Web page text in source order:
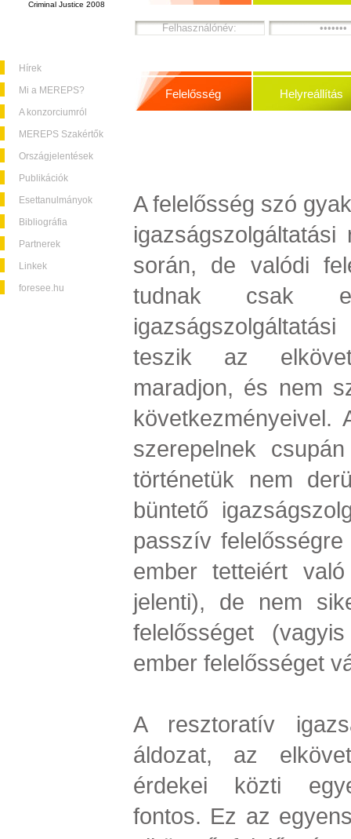
Criminal Justice 2008
Hírek
Mi a MEREPS?
A konzorciumról
MEREPS Szakértők
Országjelentések
Publikációk
Esettanulmányok
Bibliográfia
Partnerek
Linkek
foresee.hu
Felelősség Helyreállítás
A felelősség szó
során, de valódi
tudnak csak
teszik az
maradjon, és nem
következményeivel.
szerepelnek
történetük nem
büntető
passzív
ember tetteiért
jelenti), de nem
felelősséget
ember felelősséget
A resztoratív
áldozat, az
érdekei közti
fontos. Ez az